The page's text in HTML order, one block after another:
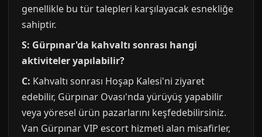
genellikle bu tür talepleri karşılayacak esnekliğe
sahiptir.
S: Gürpınar'da kahvaltı sonrası hangi
aktiviteler yapılabilir?
C: Kahvaltı sonrası Hoşap Kalesi'ni ziyaret
edebilir, Gürpınar Ovası'nda yürüyüş yapabilir
veya yöresel ürün pazarlarını keşfedebilirsiniz.
Van Gürpınar VIP escort hizmeti alan misafirler,